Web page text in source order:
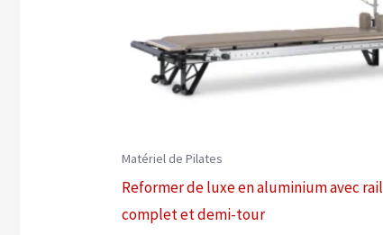
Matériel de Pilates
Reformer de luxe en aluminium avec rail
complet et demi-tour